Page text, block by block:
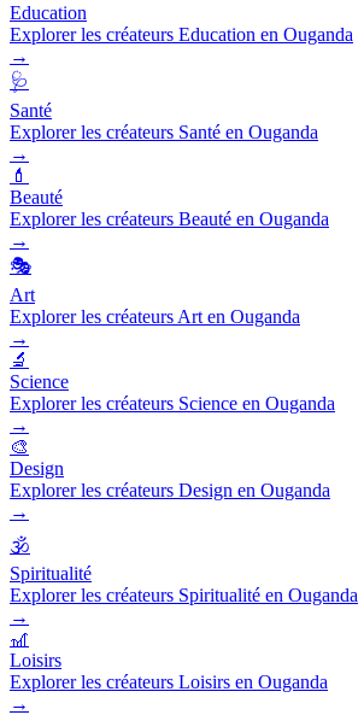
Education
Explorer les créateurs Education en Ouganda
→
🩺
Santé
Explorer les créateurs Santé en Ouganda
→
💄
Beauté
Explorer les créateurs Beauté en Ouganda
→
🎭
Art
Explorer les créateurs Art en Ouganda
→
🔬
Science
Explorer les créateurs Science en Ouganda
→
🎨
Design
Explorer les créateurs Design en Ouganda
→
🕉️
Spiritualité
Explorer les créateurs Spiritualité en Ouganda
→
🎢
Loisirs
Explorer les créateurs Loisirs en Ouganda
→